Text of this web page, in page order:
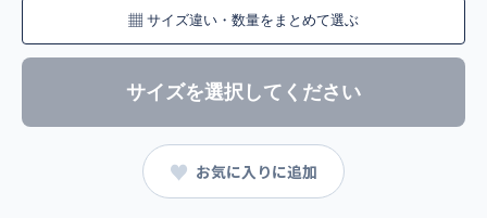
▦ サイズ違い・数量をまとめて選ぶ
サイズを選択してください
♥ お気に入りに追加